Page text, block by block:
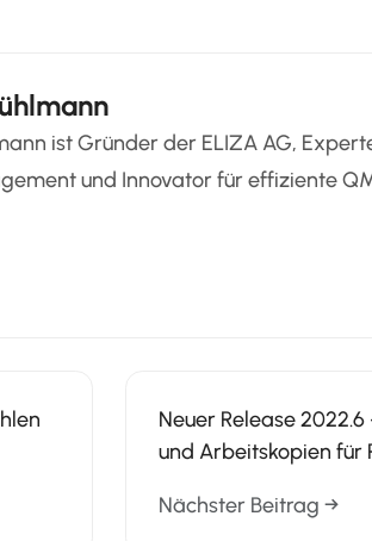
ist Gründer der ELIZA AG,
und Innovator für effiziente
Neuer Release
und Arbeitskopien für
Nächster Beitrag →